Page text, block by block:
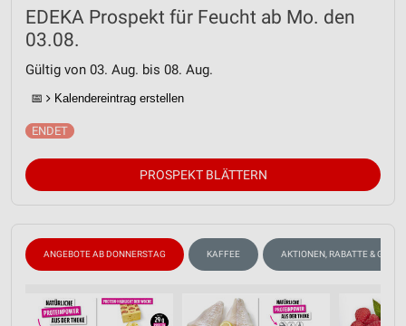
EDEKA Prospekt für Feucht ab Mo. den
03.08.
Gültig von 03. Aug. bis 08. Aug.
📅 Kalendereintrag erstellen
PROSPEKT BLÄTTERN
ANGEBOTE AB DONNERSTAG KAFFEE AKTIONEN, RABATTE &